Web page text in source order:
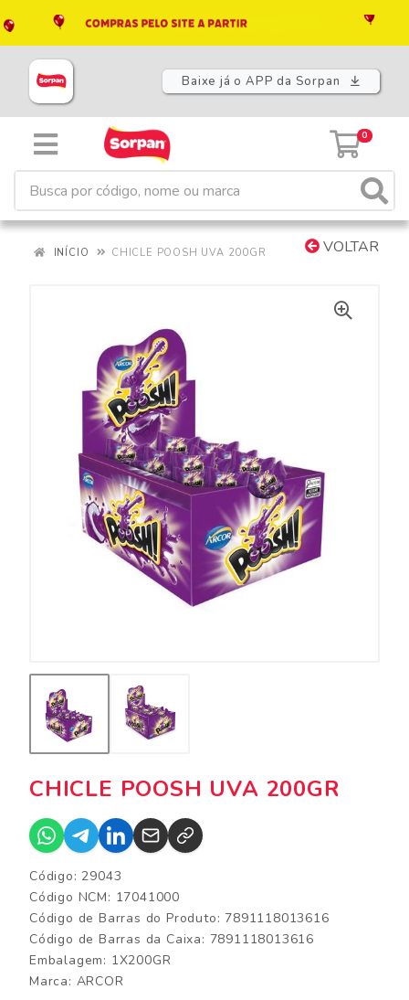
Baixe já o APP da Sorpan
0
VOLTAR
INÍCIO CHICLE POOSH UVA 200GR
CHICLE POOSH UVA 200GR
Código: 29043
Código NCM: 17041000
Código de Barras do Produto: 7891118013616
Código de Barras da Caixa: 7891118013616
Embalagem: 1X200GR
Marca: ARCOR